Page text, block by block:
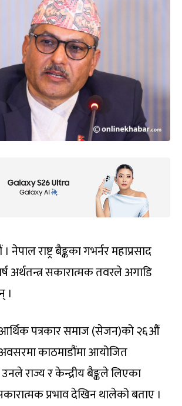
नेपाल राष्ट्र बैङ्कका गभर्नर महाप्रसाद
अर्थतन्त्र सकारात्मक तवरले अगाडि
।
पत्रकार समाज (सेजन)को २६औं
काठमाडौंमा आयोजित
राज्य र केन्द्रीय बैङ्कले लिएका
प्रभाव देखिन थालेको बताए ।